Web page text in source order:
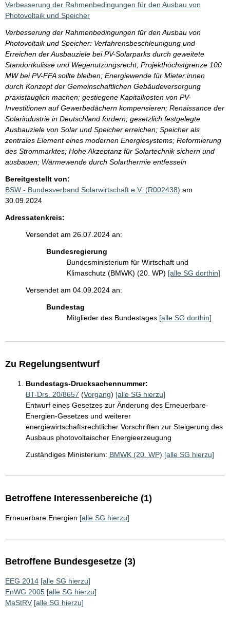
Verbesserung der Rahmenbedingungen für den Ausbau von
Photovoltaik und Speicher
Verbesserung der Rahmenbedingungen für den Ausbau von
Photovoltaik und Speicher: Verfahrensbeschleunigung und
Erreichen der Ausbauziele bei PV-Solarparks durch geweitete
Standortkulisse und Wegenutzungsrecht; Projekthöchstgrenze 100
MW bei PV-FFA sollte bleiben; Energiewende für Mieter:innen
durch Konzept der Gemeinschaftlichen Gebäudeversorgung
praxistauglich machen; gestiegene Kapitalkosten von PV-
Investitionen auf Gewerbedächern kompensieren; Renaissance der
Solarindustrie in Deutschland fördern; gesetzlich festgelegte
Ausbauziele von Solar und Speicher erreichen; Speicher als
zentrales Element eines modernen Energiesystems; Reformierung
des Strommarktes; Hohe Akzeptanz für Solartechnik sichern und
ausbauen; Wärmewende durch Solarthermie entfesseln
Bereitgestellt von:
BSW - Bundesverband Solarwirtschaft e.V. (R002438) am
30.09.2024
Adressatenkreis:
Versendet am 26.07.2024 an:
Bundesregierung
Bundesministerium für Wirtschaft und
Klimaschutz (BMWK) (20. WP) [alle SG dorthin]
Versendet am 04.09.2024 an:
Bundestag
Mitglieder des Bundestages [alle SG dorthin]
Zu Regelungsentwurf
Bundestags-Drucksachennummer:
BT-Drs. 20/8657 (Vorgang) [alle SG hierzu]
Entwurf eines Gesetzes zur Änderung des Erneuerbare-
Energien-Gesetzes und weiterer
energiewirtschaftsrechtlicher Vorschriften zur Steigerung des
Ausbaus photovoltaischer Energieerzeugung
Zuständiges Ministerium: BMWK (20. WP) [alle SG hierzu]
Betroffene Interessenbereiche (1)
Erneuerbare Energien [alle SG hierzu]
Betroffene Bundesgesetze (3)
EEG 2014 [alle SG hierzu]
EnWG 2005 [alle SG hierzu]
MaStRV [alle SG hierzu]